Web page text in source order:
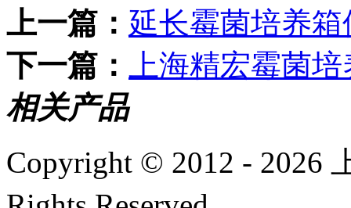
上一篇： 延长霉菌培养
下一篇：
上海精宏霉菌
相关产品
Copyright © 2012 - 2026